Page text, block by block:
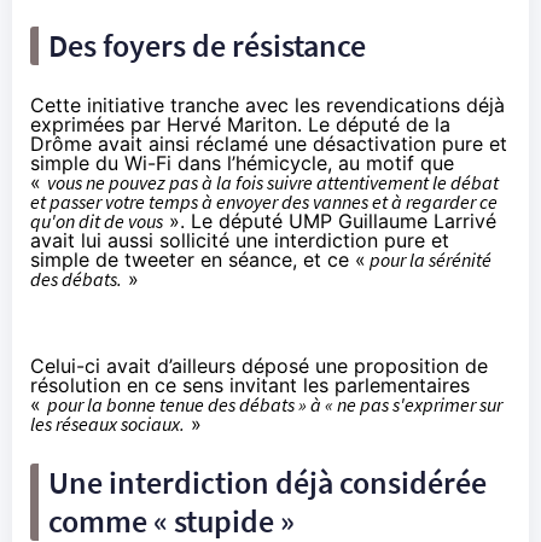
Des foyers de résistance
Cette initiative tranche avec les revendications déjà
exprimées par Hervé Mariton. Le député de la
Drôme avait ainsi réclamé une désactivation pure et
simple du Wi-Fi dans l’hémicycle, au motif que
« vous ne pouvez pas à la fois suivre attentivement le débat
et passer votre temps à envoyer des vannes et à regarder ce
qu'on dit de vous ». Le député UMP Guillaume Larrivé
avait lui aussi sollicité une interdiction pure et
simple de tweeter en séance, et ce « pour la sérénité
des débats. »
Celui-ci avait d’ailleurs déposé une proposition de
résolution en ce sens invitant les parlementaires
« pour la bonne tenue des débats » à « ne pas s'exprimer sur
les réseaux sociaux. »
Une interdiction déjà considérée
comme « stupide »